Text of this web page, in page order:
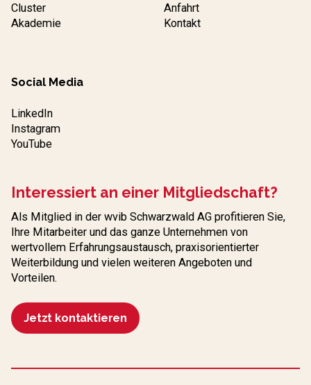
Cluster
Akademie
Anfahrt
Kontakt
Social Media
LinkedIn
Instagram
YouTube
Interessiert an einer Mitgliedschaft?
Als Mitglied in der wvib Schwarzwald AG profitieren Sie,
Ihre Mitarbeiter und das ganze Unternehmen von
wertvollem Erfahrungs­austausch, praxisorientierter
Weiterbildung und vielen weiteren Angeboten und
Vorteilen.
Jetzt kontaktieren